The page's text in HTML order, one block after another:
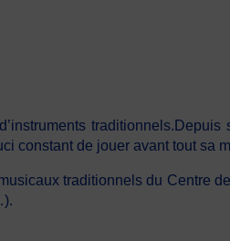
constant de jouer avant tout sa
traditionnels du Centre